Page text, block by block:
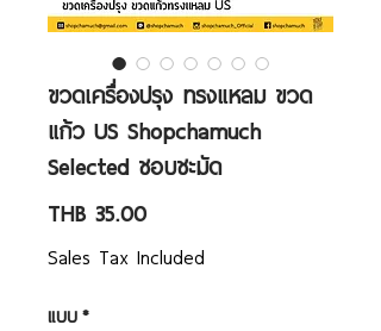
ขวดเครื่องปรุง ทรงแหลม ขวด
แก้ว US Shopchamuch
Selected ชอบชะมัด
THB 35.00Price
Sales Tax Included
แบบ*